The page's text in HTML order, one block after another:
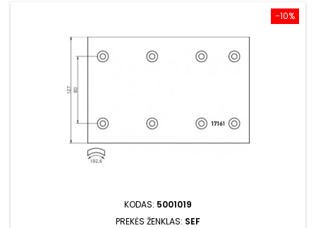
−10%
KODAS: 5001019
PREKĖS ŽENKLAS: SEF